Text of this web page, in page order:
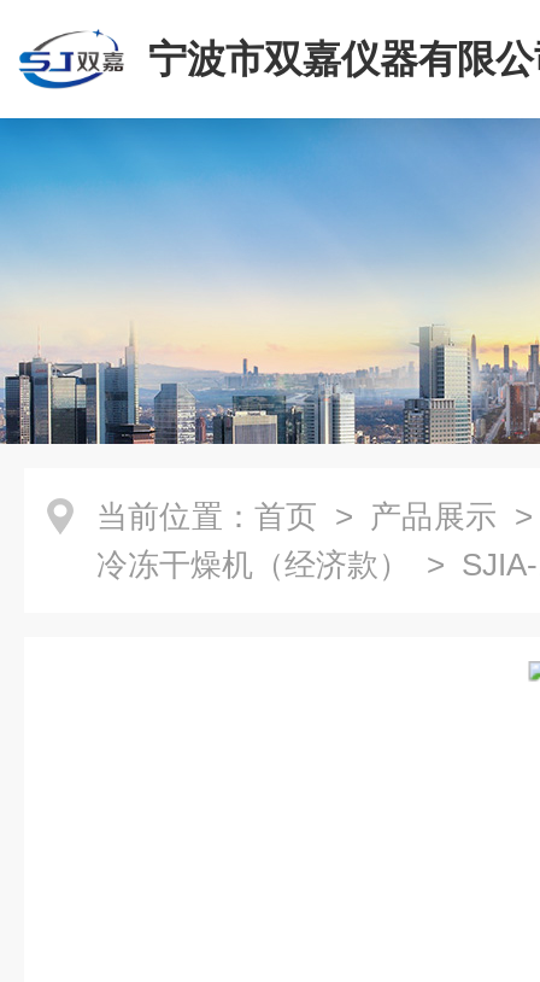
宁波市双嘉仪器有限
当前位置： 首页 > 产品展示
冷冻干燥机（经济款）
>